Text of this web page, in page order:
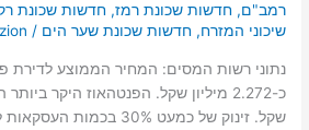
רמב"ם,חדשות שכונת רמז,חדשות שכונת
שיכוני המזרח,חדשות שכונת שער הים /
zion
נתוני רשות המסים: המחיר הממוצע לדירת
שקל. זינוק של כמעט 30%